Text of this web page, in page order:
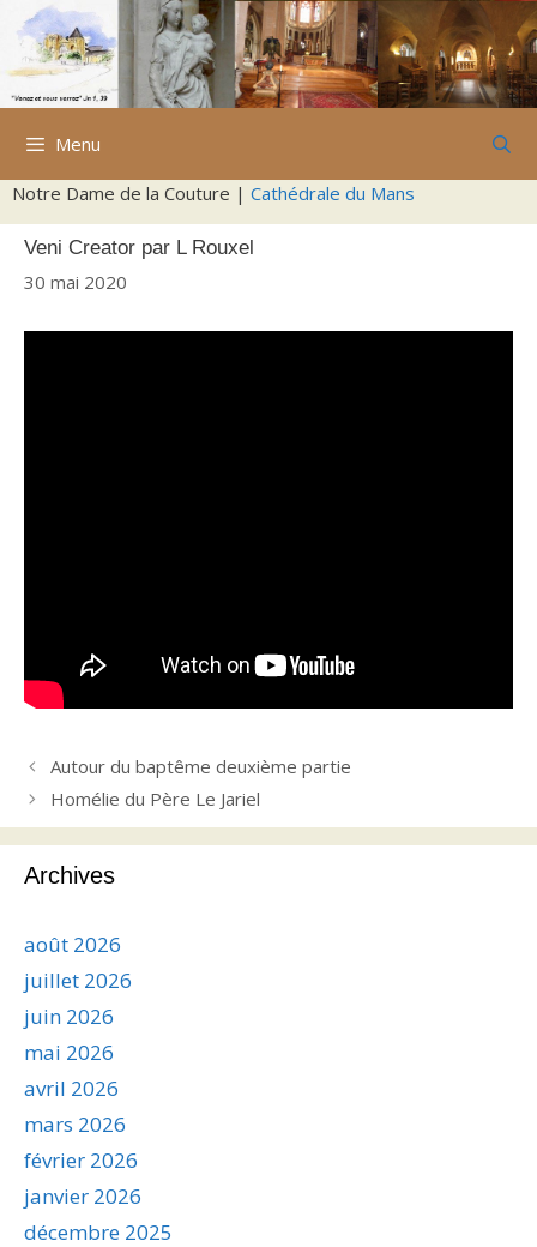
Aller
contenu
Menu
Notre Dame de la Couture | Cathédrale du Mans
Veni Creator par L Rouxel
30 mai 2020
Autour du baptême deuxième partie
Homélie du Père Le Jariel
Archives
août 2026
juillet 2026
juin 2026
mai 2026
avril 2026
mars 2026
février 2026
janvier 2026
décembre 2025